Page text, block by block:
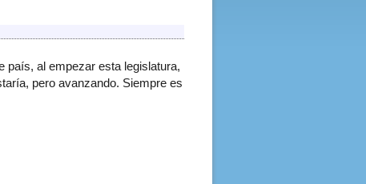
país, al empezar esta legislatura,
pero avanzando. Siempre es